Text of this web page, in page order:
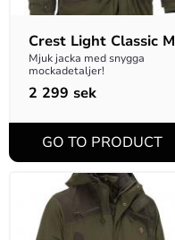
Crest Light Classic M
Mjuk jacka med snygga
mockadetaljer!
2 299 sek